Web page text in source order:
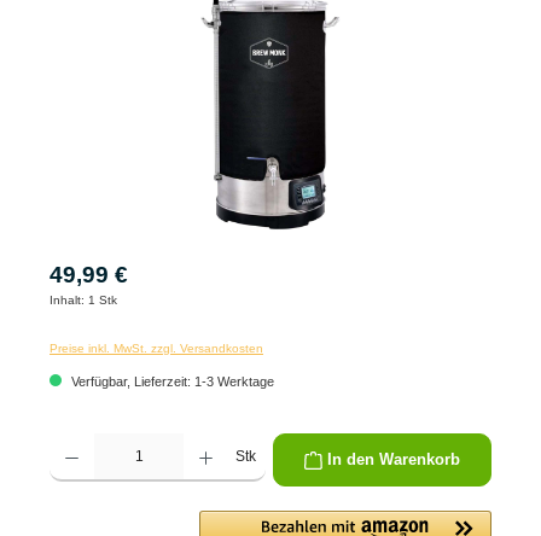
49,99 €
Inhalt: 1 Stk
Preise inkl. MwSt. zzgl. Versandkosten
Verfügbar, Lieferzeit: 1-3 Werktage
Produkt Anzahl: Gib den gewünschten Wert ein oder benutze die Schaltflächen um
Stk In den Warenkorb